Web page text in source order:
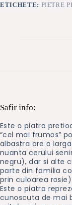
ETICHETE: PIETRE
Safir info:
Este o piatra
“cel mai frumos”
albastra are o
nuanta cerului
negru), dar si alte
parte din familia
prin culoarea
Este o piatra
cunoscuta de mai